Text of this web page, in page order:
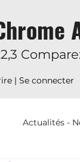
| Se connecter
Actualités -